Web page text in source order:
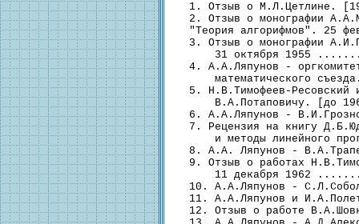
1. Отзыв о М.Л.Цетлине.
2. Отзыв о монографии
"Теория алгорифмов". 25
3. Отзыв о монографии
31 октября 1955
4. А.А.Ляпунов -
математического
5. Н.В.Тимофеев-Ресовский
В.А.Потаповичу. [до
6. А.А.Ляпунов -
7. Рецензия на книгу
и методы линейного
8. А.А. Ляпунов -
9. Отзыв о работах
11 декабря 1962
10. А.А.Ляпунов -
11. А.А.Ляпунов и
12. Отзыв о работе